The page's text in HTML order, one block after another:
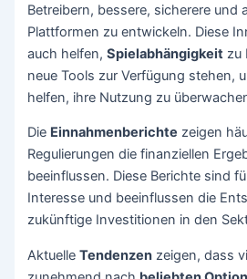
Betreibern, bessere, sicherere und
Plattformen zu entwickeln. Diese
auch helfen,Spielabhängigkeit zu
neue Tools zur Verfügung stehen,
helfen, ihre Nutzung zu
Die Einnahmenberichte zeigen
Regulierungen die finanziellen
beeinflussen. Diese Berichte sind
Interesse und beeinflussen die
zukünftige Investitionen in den
AktuelleTendenzen zeigen, dass